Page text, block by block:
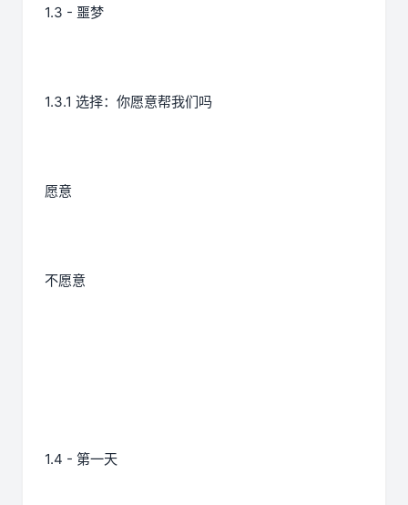
1.3 - 噩梦
1.3.1 选择：你愿意帮我们吗
愿意
不愿意
1.4 - 第一天